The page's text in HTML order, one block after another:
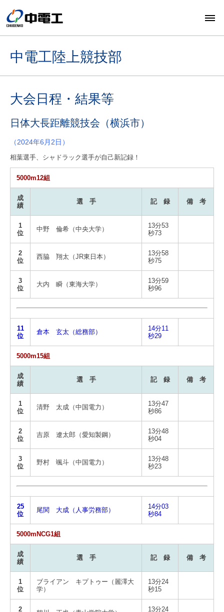
中電工陸上競技部
大会日程・結果等
日体大長距離競技会（横浜市）
（2024年6月2日）
相葉選手、シャドラック選手が自己新記録！
5000m12組
成
績
選 手 記 録 備 考
1
位
中野 倫希（中央大学）
13分53
秒73
2
位
西脇 翔太（JR東日本）
13分58
秒75
3
位
大内 瞬（東海大学）
13分59
秒96
11
位
倉本 玄太（総務部）
14分11
秒29
5000m15組
成
績
選 手 記 録 備 考
1
位
清野 太成（中国電力）
13分47
秒86
2
位
吉原 遼太郎（愛知製鋼）
13分48
秒04
3
位
野村 颯斗（中国電力）
13分48
秒23
25
位
尾関 大成（人事労務部）
14分03
秒84
5000mNCG1組
成
績
選 手 記 録 備 考
1
位
ブライアン キプトゥー（麗澤大
学）
13分24
秒15
2
13分24